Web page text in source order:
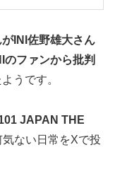
がINI佐野雄大さん
ファンから批判
うです。
JAPAN THE
気ない日常をXで投